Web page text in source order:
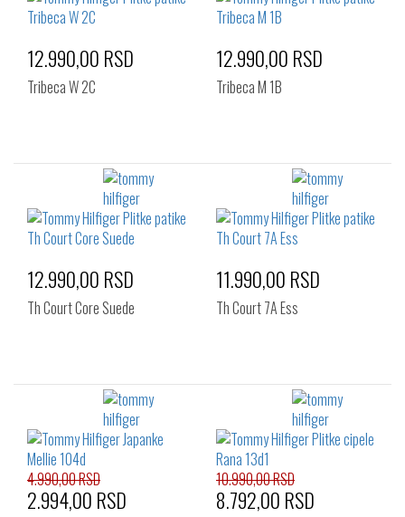
12.990,00 RSD
Tribeca W 2C
12.990,00 RSD
Tribeca M 1B
12.990,00 RSD
Th Court Core Suede
11.990,00 RSD
Th Court 7A Ess
4.990,00 RSD
2.994,00 RSD
10.990,00 RSD
8.792,00 RSD